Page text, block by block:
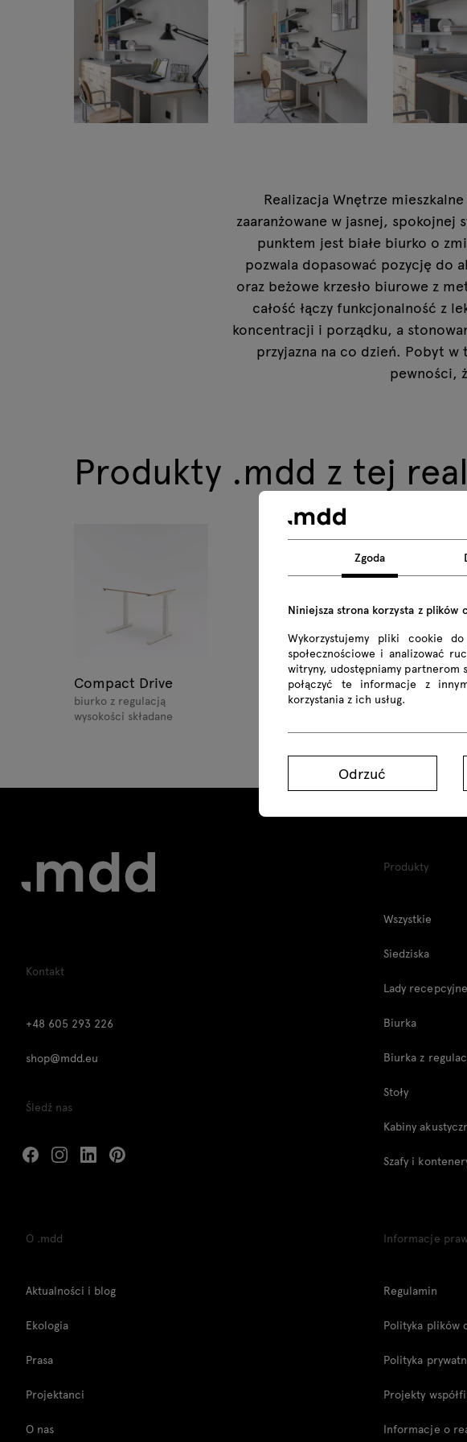
Lampy
Tamo
Realizacja Wnętrze
zaaranżowane w jasnej,
punktem jest białe biurko o
pozwala dopasować pozycję do
oraz beżowe krzesło biurowe z
całość łączy funkcjonalność z
koncentracji i porządku, a
przyjazna na co dzień. Pobyt
pewności,
Produkty .mdd z tej
Compact Drive
biurko z regulacją
wysokości składane
Kontakt
+48 605 293 226
shop@mdd.eu
Śledź nas
Produkty
Wszystkie
Siedziska
Lady recepcyjne
Biurka
Biurka z
Stoły
Kabiny
Szafy i
O .mdd
Aktualności i blog
Ekologia
Prasa
Projektanci
O nas
Informacje
Regulamin
Polityka plików
Polityka
Projekty
Informacje o
Zgoda
Niniejsza strona korzysta z plików
Wykorzystujemy pliki cookie
społecznościowe i analizować
witryny, udostępniamy partnerom
połączyć te informacje z
korzystania z ich usług.
Odrzuć